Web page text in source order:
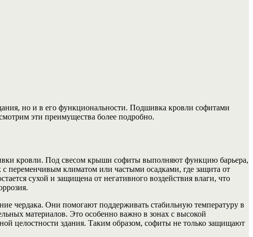
но и в его функциональности. Подшивка кровли софитами
эти преимущества более подробно.
кровли. Под свесом крыши софиты выполняют функцию барьера,
переменчивым климатом или частыми осадками, где защита от
сухой и защищена от негативного воздействия влаги, что
чердака. Они помогают поддерживать стабильную температуру в
материалов. Это особенно важно в зонах с высокой
целостности здания. Таким образом, софиты не только защищают